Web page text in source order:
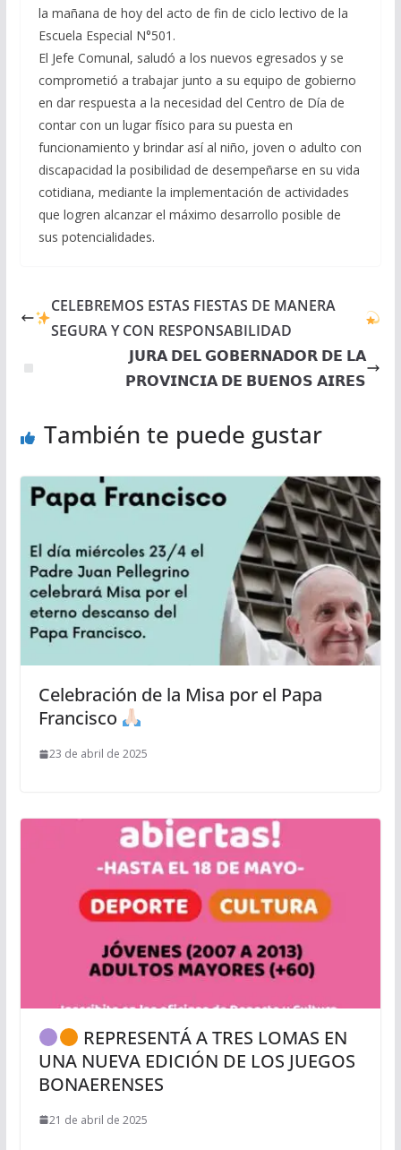
la mañana de hoy del acto de fin de ciclo lectivo de la
Escuela Especial N°501.
El Jefe Comunal, saludó a los nuevos egresados y se
comprometió a trabajar junto a su equipo de gobierno
en dar respuesta a la necesidad del Centro de Día de
contar con un lugar físico para su puesta en
funcionamiento y brindar así al niño, joven o adulto con
discapacidad la posibilidad de desempeñarse en su vida
cotidiana, mediante la implementación de actividades
que logren alcanzar el máximo desarrollo posible de
sus potencialidades.
CELEBREMOS ESTAS FIESTAS DE MANERA
SEGURA Y CON RESPONSABILIDAD
𝗝𝗨𝗥𝗔 𝗗𝗘𝗟 𝗚𝗢𝗕𝗘𝗥𝗡𝗔𝗗𝗢𝗥 𝗗𝗘 𝗟𝗔
𝗣𝗥𝗢𝗩𝗜𝗡𝗖𝗜𝗔 𝗗𝗘 𝗕𝗨𝗘𝗡𝗢𝗦 𝗔𝗜𝗥𝗘𝗦
También te puede gustar
Celebración de la Misa por el Papa
Francisco
23 de abril de 2025
REPRESENTÁ A TRES LOMAS EN
UNA NUEVA EDICIÓN DE LOS JUEGOS
BONAERENSES
21 de abril de 2025